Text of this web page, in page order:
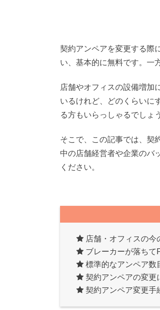
契約アンペアを変更する際
い、基本的に無料です。一
店舗やオフィスの設備増加
いるけれど、どのくらいに
る方もいらっしゃるでしょ
そこで、この記事では、契
中の店舗経営者や企業のバ
ください。
店舗・オフィスの今
ブレーカーが落ちて
標準的なアンペア数
契約アンペアの変更
契約アンペア変更手